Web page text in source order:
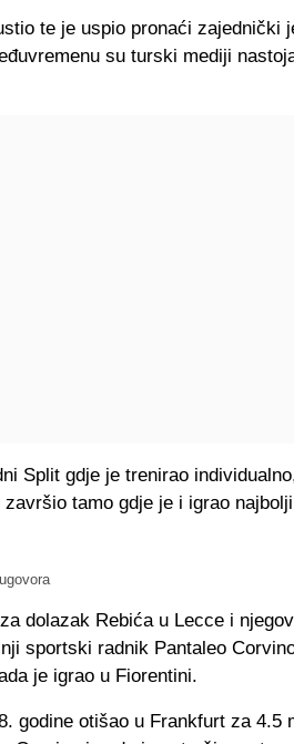
te je uspio pronaći zajednički
su turski mediji
Split gdje je trenirao
tamo gdje je i igrao
dolazak Rebića u Lecce i
sportski radnik Pantaleo
je igrao u Fiorentini.
godine otišao u Frankfurt za 4.5